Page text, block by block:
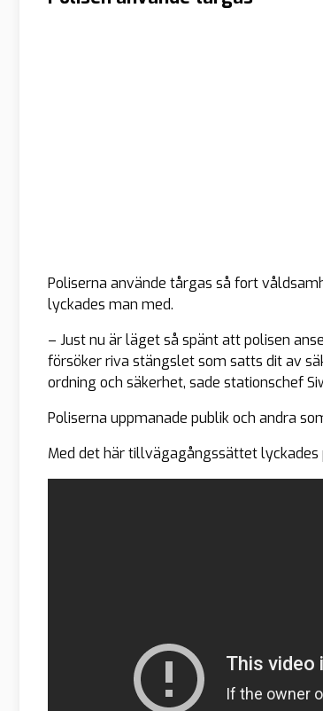
Poliserna använde tårgas så fort
lyckades man med.
– Just nu är läget så spänt att polisen
försöker riva stängslet som satts dit av
ordning och säkerhet, sade stationschef
Poliserna uppmanade publik och andra
Med det här tillvägagångssättet lyckades